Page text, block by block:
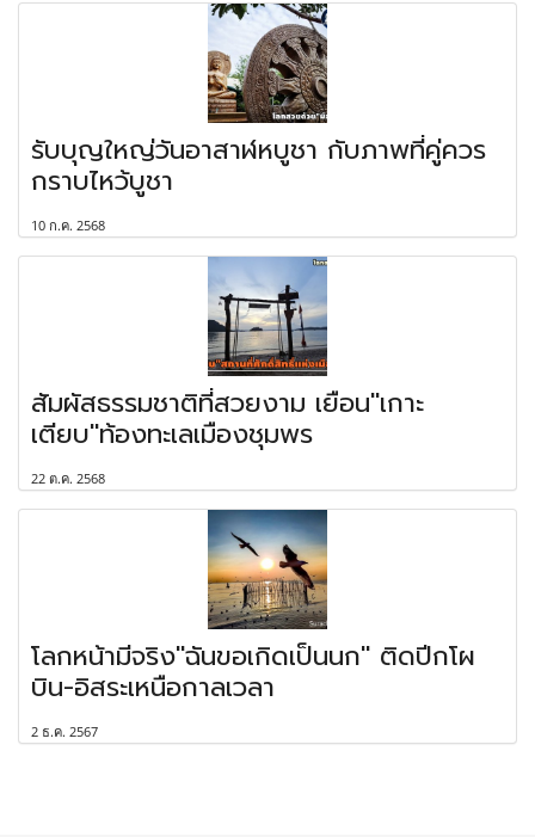
รับบุญใหญ่วันอาสาฬหบูชา กับภาพที่คู่ควร
กราบไหว้บูชา
10 ก.ค. 2568
สัมผัสธรรมชาติที่สวยงาม เยือน"เกาะ
เตียบ"ท้องทะเลเมืองชุมพร
22 ต.ค. 2568
โลกหน้ามีจริง"ฉันขอเกิดเป็นนก" ติดปีกโผ
บิน-อิสระเหนือกาลเวลา
2 ธ.ค. 2567